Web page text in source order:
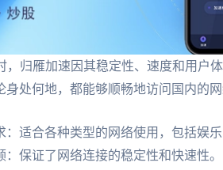
，归雁加速因其稳定性、速度和用户
处何地，都能够顺畅地访问国内的
：适合各种类型的网络使用，包括娱乐
保证了网络连接的稳定性和快速性。